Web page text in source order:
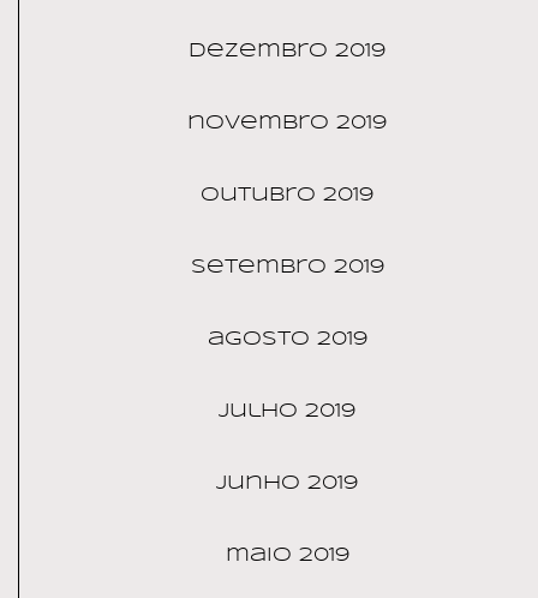
dezembro 2019
novembro 2019
outubro 2019
setembro 2019
agosto 2019
julho 2019
junho 2019
maio 2019